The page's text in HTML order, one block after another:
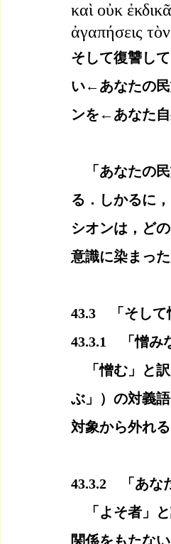
καὶ οὐκ
ἀγαπήσεις
そして復讐し
い←あなたの
ンを←あなた
「あなたの民
る．しかるに
シオンは，ど
意識に染まっ
43.3　「そし
43.3.1　「憎み
「憎む」と訳
ぶ」）の対義
対象から外れ
43.3.2　「あな
「よそ者」と
関係をもたな